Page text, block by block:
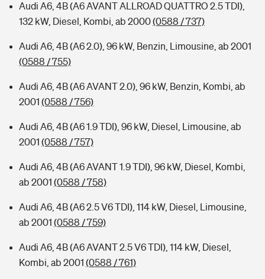
Audi A6, 4B (A6 AVANT ALLROAD QUATTRO 2.5 TDI),
132 kW, Diesel, Kombi, ab 2000(0588 / 737)
Audi A6, 4B (A6 2.0), 96 kW, Benzin, Limousine, ab 2001
(0588 / 755)
Audi A6, 4B (A6 AVANT 2.0), 96 kW, Benzin, Kombi, ab
2001 (0588 / 756)
Audi A6, 4B (A6 1.9 TDI), 96 kW, Diesel, Limousine, ab
2001 (0588 / 757)
Audi A6, 4B (A6 AVANT 1.9 TDI), 96 kW, Diesel, Kombi,
ab 2001 (0588 / 758)
Audi A6, 4B (A6 2.5 V6 TDI), 114 kW, Diesel, Limousine,
ab 2001 (0588 / 759)
Audi A6, 4B (A6 AVANT 2.5 V6 TDI), 114 kW, Diesel,
Kombi, ab 2001 (0588 / 761)